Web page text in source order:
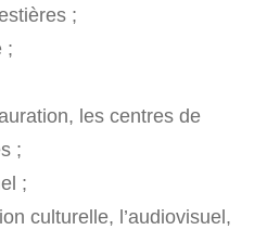
;
;
les centres de
;
;
culturelle, l’audiovisuel,